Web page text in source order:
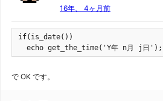
16年、 4ヶ月前
if(is_date())
  echo get_the_time('Y年 n月 j日');
で OK です。